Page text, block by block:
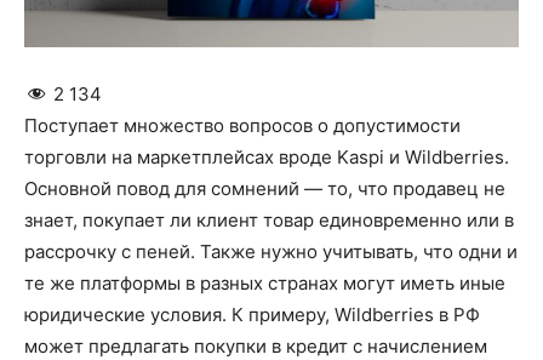
2 134
Поступает множество вопросов о допус­тимости
торговли на маркетплейсах вроде Kaspi и Wildberries.
Основной повод для сомнений — то, что продавец не
знает, покупает ли клиент товар единовременно или в
рассрочку с пеней. Также нужно учитывать, что одни и
те же платформы в разных странах могут иметь иные
юриди­ческие условия. К примеру, Wildberries в РФ
может предлагать покупки в кредит с начислением